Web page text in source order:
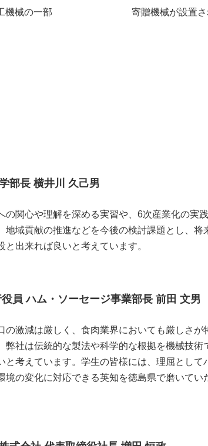
機械の一部
寄贈機械が設置
部長 横井川 久己男
の関心や理解を深める実習や、6次産業化の実
地域貢献の推進などを今後の検討課題とし、将
出来れば良いと考えています。
員 ハム・ソーセージ事業部長 前田 文男
の激減は厳しく、食肉業界においても厳しさが
弊社は伝統的な製法や科学的な根拠を機械技術
と考えています。学生の皆様には、理屈として
境の変化に対応できる英知を徳島県で磨いてい